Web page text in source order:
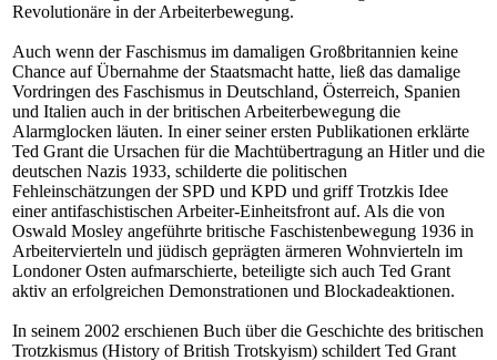
Revolutionäre in der Arbeiterbewegung.
Auch wenn der Faschismus im damaligen Großbritannien keine
Chance auf Übernahme der Staatsmacht hatte, ließ das damalige
Vordringen des Faschismus in Deutschland, Österreich, Spanien
und Italien auch in der britischen Arbeiterbewegung die
Alarmglocken läuten. In einer seiner ersten Publikationen erklärte
Ted Grant die Ursachen für die Machtübertragung an Hitler und die
deutschen Nazis 1933, schilderte die politischen
Fehleinschätzungen der SPD und KPD und griff Trotzkis Idee
einer antifaschistischen Arbeiter-Einheitsfront auf. Als die von
Oswald Mosley angeführte britische Faschistenbewegung 1936 in
Arbeitervierteln und jüdisch geprägten ärmeren Wohnvierteln im
Londoner Osten aufmarschierte, beteiligte sich auch Ted Grant
aktiv an erfolgreichen Demonstrationen und Blockadeaktionen.
In seinem 2002 erschienen Buch über die Geschichte des britischen
Trotzkismus (History of British Trotskyism) schildert Ted Grant